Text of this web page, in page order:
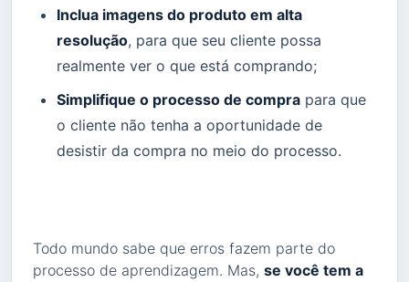
Inclua imagens do produto em alta
resolução, para que seu cliente possa
realmente ver o que está comprando;
Simplifique o processo de compra para que
o cliente não tenha a oportunidade de
desistir da compra no meio do processo.
Todo mundo sabe que erros fazem parte do
processo de aprendizagem. Mas, se você tem a